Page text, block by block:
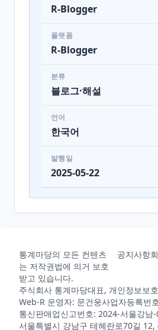
R-Blogger
플랫폼
R-Blogger
분류
블로그·해설
언어
한국어
발행일
2025-05-22
통계마당의 모든 컨텐츠
는 저작권법에 의거 보호
받고 있습니다.
공지사항
주식회사 통계마당대표, 개인정보보
Web-R 운영자: 문건웅사업자등록번
통신판매업신고번호: 2024-서울강남
서울특별시 강남구 테헤란로70길 12,